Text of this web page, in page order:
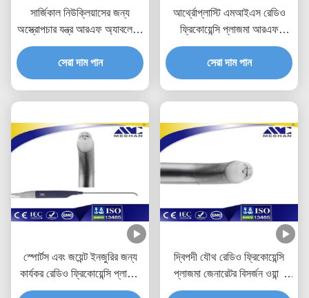
সার্জিকাল নিউক্লিয়াসের জন্য
অস্ত্রোপচার যন্ত্র আরএফ অ্যাবলেশন
রেডিওফ্রোয়েন্সি প্রোব
সেরা দাম পান
আর্থ্রোপ্লাস্টি এমআইএস রেডিও
ফ্রিকোয়েন্সি প্লাজমা আরএফ
জেনারেটরের স্পোর্টস মেডিসিন ts
সেরা দাম পান
স্পোর্টস এবং জয়েন্ট ইনজুরির জন্য
কার্যকর রেডিও ফ্রিকোয়েন্সি প্লাজমা
জেনারেটর ডিসপোজেবল বৈদ্যুতিন
দ্বিপদী যৌথ রেডিও ফ্রিকোয়েন্সি
প্লাজমা জেনারেটর বিসর্জন ওয়ান্ড
লিগামেন্ট সঙ্কুচিত জন্য